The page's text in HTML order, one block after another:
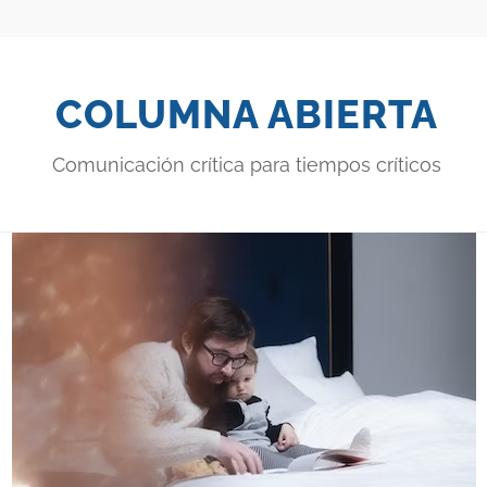
COLUMNA ABIERTA
Comunicación crítica para tiempos críticos